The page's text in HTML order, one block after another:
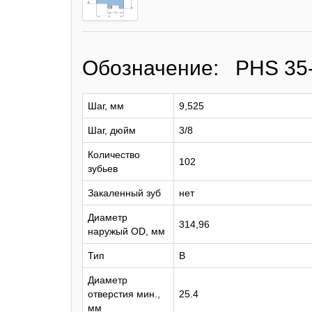
Обозначение: PHS
Шаг, мм 9,525
Шаг, дюйм 3/8
Количество
зубьев
102
Закаленный зуб нет
Диаметр
наружый OD, мм
314,96
Тип B
Диаметр
отверстия мин.,
мм
25.4